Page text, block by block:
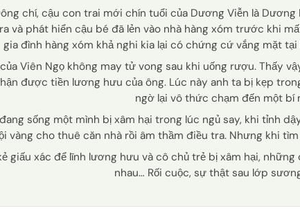
chí, cậu con trai mới chín tuổi của Dương Viễn là
và phát hiển cậu bé đã lẻn vào nhà hàng xóm trước khi
gia đình hàng xóm khả nghi kia lại có chứng cứ vắng mặt
Viên Ngọ không may tử vong sau khi uống rượu. Thấy
được tiền lương hưu của ông. Lúc này anh ta bị kẹp
ngờ lại vô thức chạm đến một bí
sống một mình bị xâm hại trong lúc ngủ say, khi tỉnh
vàng cho thuê căn nhà rồi âm thầm điều tra. Nhưng khi
giấu xác để lĩnh lương hưu và cô chủ trẻ bị xâm hại,
nhau… Rối cuộc, sự thật sau lớp